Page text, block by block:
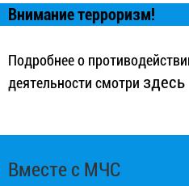
Внимание терроризм!
Подробнее о
деятельности смотри здесь
Вместе с МЧС